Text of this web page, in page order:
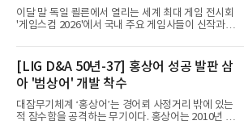
이달 말 독일 쾰른에서 열리는 세계 최대 게임 전시회
'게임스컴 2026'에서 국내 주요 게임사들이 신작과 글
체별로 엇갈린 가운데 하반기 신작 흥행과 해외 시장
성과가 실적을 좌우할 핵심 변수로 떠오르고 있다.8일
업계에 따르면 올해 상반기 게임업계는 기업별 성적
표가 크게 갈렸다. 대표적으로 크래프톤은 'PUBG: 배
틀그라운드'의 안정적인 성장에 힘입어 상반기 연결
기준 매출 2조6616억원, 영업이익 9725억원으로 역
대 최대 실적을 기록했다. 엔씨도 올해 출시한 '아이온
[LIG D&A 50년-37] 홍상어 성공 발판 삼
아 '범상어' 개발 착수
대잠무기체계 ‘홍상어’는 경어뢰 사정거리 밖에 있는
적 잠수함을 공격하는 무기이다. 홍상어는 2010년 넥